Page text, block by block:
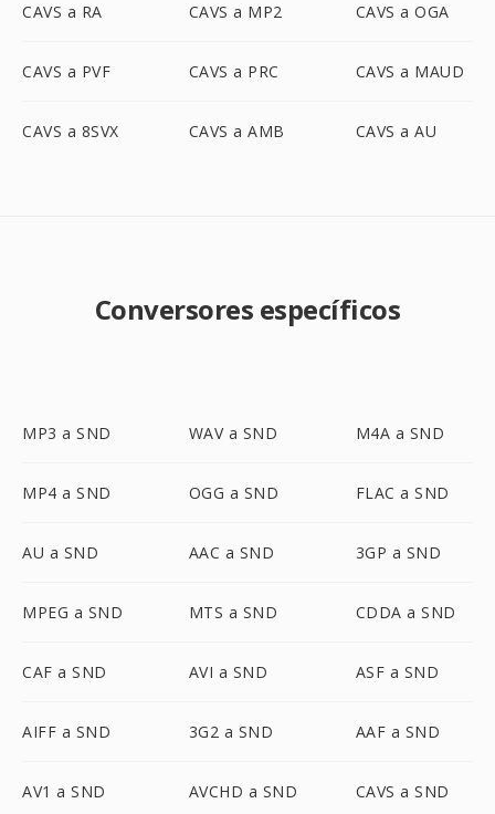
CAVS a RA CAVS a MP2 CAVS a OGA
CAVS a PVF CAVS a PRC CAVS a MAUD
CAVS a 8SVX CAVS a AMB CAVS a AU
Conversores específicos
MP3 a SND WAV a SND M4A a SND
MP4 a SND OGG a SND FLAC a SND
AU a SND AAC a SND 3GP a SND
MPEG a SND MTS a SND CDDA a SND
CAF a SND AVI a SND ASF a SND
AIFF a SND 3G2 a SND AAF a SND
AV1 a SND AVCHD a SND CAVS a SND